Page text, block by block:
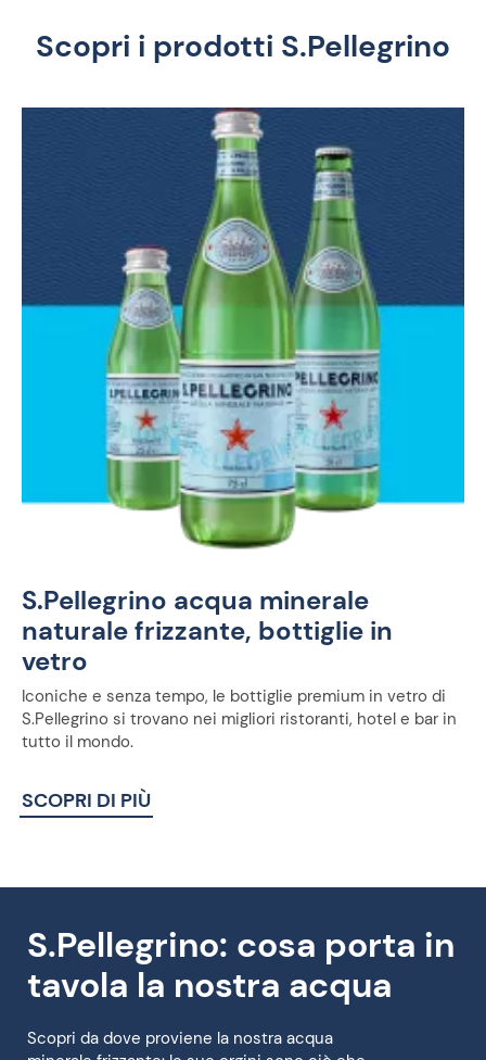
Scopri i prodotti S.Pellegrino
S.Pellegrino acqua minerale
naturale frizzante, bottiglie in
vetro​
Iconiche e senza tempo, le bottiglie premium in vetro di
S.Pellegrino si trovano nei migliori ristoranti, hotel e bar in
tutto il mondo.
SCOPRI DI PIÙ
S.Pellegrino: cosa porta in
tavola la nostra acqua
Scopri da dove proviene la nostra acqua